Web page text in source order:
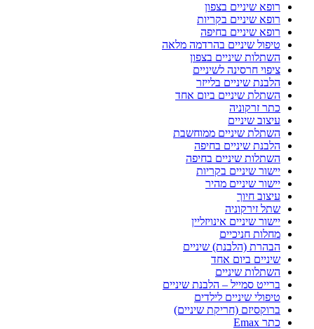
רופא שיניים בצפון
רופא שיניים בקריות
רופא שיניים בחיפה
טיפול שיניים בהרדמה מלאה
השתלות שיניים בצפון
ציפוי חרסינה לשיניים
הלבנת שיניים בלייזר
השתלת שיניים ביום אחד
כתר זרקוניה
עיצוב שיניים
השתלת שיניים ממוחשבת
הלבנת שיניים בחיפה
השתלות שיניים בחיפה
יישור שיניים בקריות
יישור שיניים מהיר
עיצוב חיוך
שתל זירקוניה
יישור שיניים אינויזליין
מחלות חניכיים
הבהרת (הלבנת) שיניים
שיניים ביום אחד
השתלות שיניים
ברייט סמייל – הלבנת שיניים
טיפולי שיניים לילדים
ברוקסיזם (חריקת שיניים)
כתר Emax